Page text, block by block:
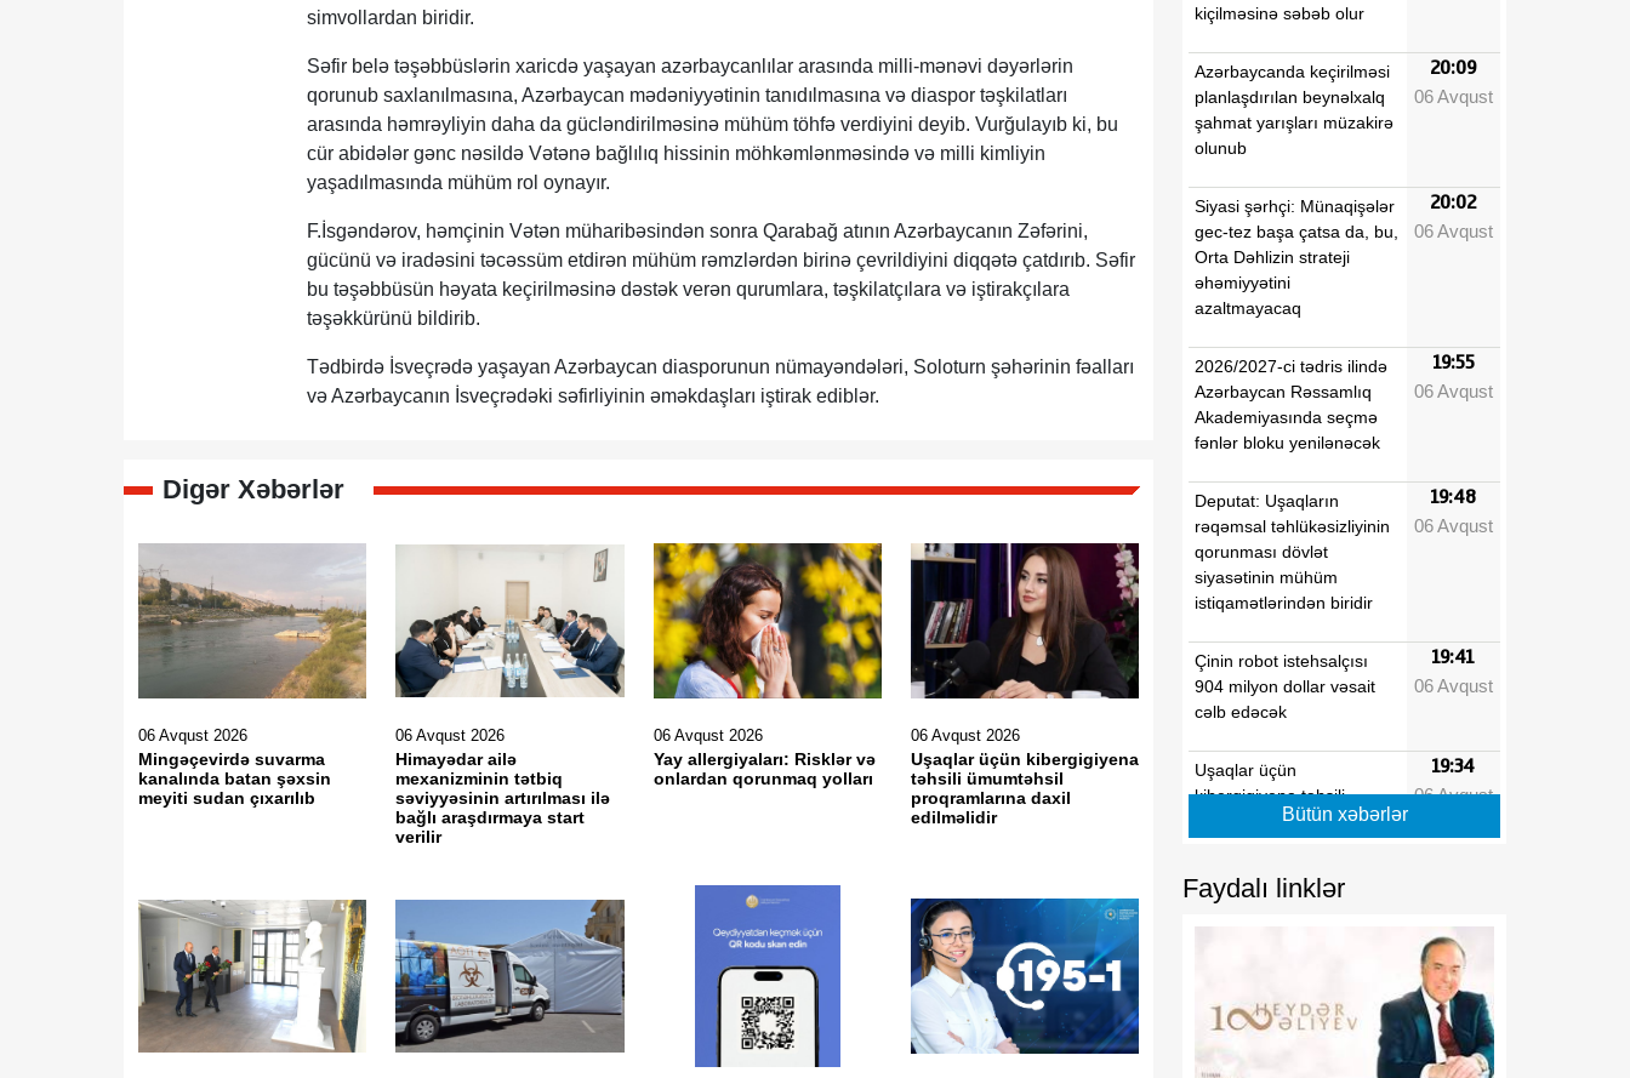
simvollardan biridir.
Səfir belə təşəbbüslərin xaricdə yaşayan azərbaycanlılar arasında milli-mənəvi dəyərlərin
qorunub saxlanılmasına, Azərbaycan mədəniyyətinin tanıdılmasına və diaspor təşkilatları
arasında həmrəyliyin daha da gücləndirilməsinə mühüm töhfə verdiyini deyib. Vurğulayıb ki, bu
cür abidələr gənc nəsildə Vətənə bağlılıq hissinin möhkəmlənməsində və milli kimliyin
yaşadılmasında mühüm rol oynayır.
F.İsgəndərov, həmçinin Vətən müharibəsindən sonra Qarabağ atının Azərbaycanın Zəfərini,
gücünü və iradəsini təcəssüm etdirən mühüm rəmzlərdən birinə çevrildiyini diqqətə çatdırıb. Səfir
bu təşəbbüsün həyata keçirilməsinə dəstək verən qurumlara, təşkilatçılara və iştirakçılara
təşəkkürünü bildirib.
Tədbirdə İsveçrədə yaşayan Azərbaycan diasporunun nümayəndələri, Soloturn şəhərinin fəalları
və Azərbaycanın İsveçrədəki səfirliyinin əməkdaşları iştirak ediblər.
Digər Xəbərlər
06 Avqust 2026
Mingəçevirdə suvarma
kanalında batan şəxsin
meyiti sudan çıxarılıb
06 Avqust 2026
Himayədar ailə
mexanizminin tətbiq
səviyyəsinin artırılması ilə
bağlı araşdırmaya start
verilir
06 Avqust 2026
Yay allergiyaları: Risklər və
onlardan qorunmaq yolları
06 Avqust 2026
Uşaqlar üçün kibergigiyena
təhsili ümumtəhsil
proqramlarına daxil
edilməlidir
kiçilməsinə səbəb olur
Azərbaycanda keçirilməsi
planlaşdırılan beynəlxalq
şahmat yarışları müzakirə
olunub
20:09
06 Avqust
Siyasi şərhçi: Münaqişələr
gec-tez başa çatsa da, bu,
Orta Dəhlizin strateji
əhəmiyyətini
azaltmayacaq
20:02
06 Avqust
2026/2027-ci tədris ilində
Azərbaycan Rəssamlıq
Akademiyasında seçmə
fənlər bloku yenilənəcək
19:55
06 Avqust
Deputat: Uşaqların
rəqəmsal təhlükəsizliyinin
qorunması dövlət
siyasətinin mühüm
istiqamətlərindən biridir
19:48
06 Avqust
Çinin robot istehsalçısı
904 milyon dollar vəsait
cəlb edəcək
19:41
06 Avqust
Uşaqlar üçün
kibergigiyena təhsili
ümumtəhsil proqramlarına
19:34
06 Avqust
Mərkəzi Bank Nyu-York
Federal Ehtiyat Bankı ilə
06 Avqust
Azərbaycan Qırğızıstan
19:20
06 Avqust
Bütün xəbərlər
Faydalı linklər